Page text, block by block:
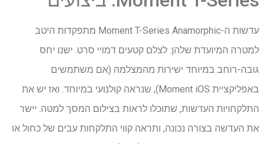
עדשות ה-Moment T-Series Anamorphic מתפקדות היטב
למטרה המיועדת שלהן: לצלם קטעים דמויי סרט. ישנו יחס
גובה-רוחב במיוחד ישירות מהמצלמה (אם משתמשים
באפליקציית Moment iOS), שנראה קולנועי במיוחד. ואז יש את
התלקחויות העדשות, שתוכלו לראות בצילום המסך למטה. יישר
את העדשה בצורה נכונה, ותראה קווי התלקחות עבים של כחול או